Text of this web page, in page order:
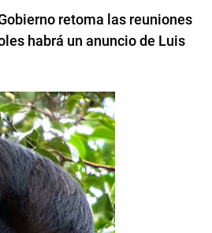
retoma las reuniones
habrá un anuncio de Luis